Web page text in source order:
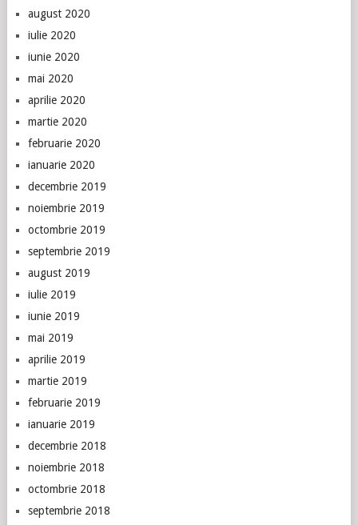
august 2020
iulie 2020
iunie 2020
mai 2020
aprilie 2020
martie 2020
februarie 2020
ianuarie 2020
decembrie 2019
noiembrie 2019
octombrie 2019
septembrie 2019
august 2019
iulie 2019
iunie 2019
mai 2019
aprilie 2019
martie 2019
februarie 2019
ianuarie 2019
decembrie 2018
noiembrie 2018
octombrie 2018
septembrie 2018